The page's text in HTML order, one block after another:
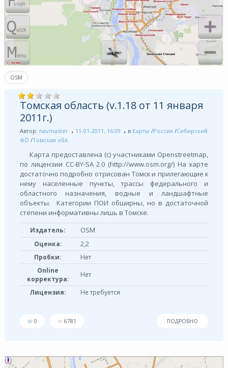
OSM
Томская область (v.1.18 от 11 января
2011г.)
Автор: navmaster 11-01-2011, 16:09 в Карты /Россия /Сибирский
ФО /Томская обл.
Карта предоставлена (с) участниками Openstreetmap,
по лицензии СС-BY-SA 2.0 (http://www.osm.org/) На карте
достаточно подробно отрисован Томск и прилегающие к
нему населенные пункты, трассы федерального и
областного назначения, водные и ландшафтные
объекты. Категории ПОИ обширны, но в достаточной
степени информативны лишь в Томске.
Издатель: OSM
Оценка:
2,2
Пробки:
Нет
Online
корректура:
Нет
Лицензия: Не требуется
0 6781 ПОДРОБНО